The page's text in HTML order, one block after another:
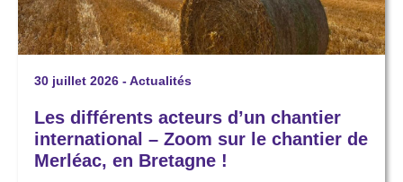
30 juillet 2026-Actualités
Les différents acteurs d’un chantier
international – Zoom sur le chantier de
Merléac, en Bretagne !